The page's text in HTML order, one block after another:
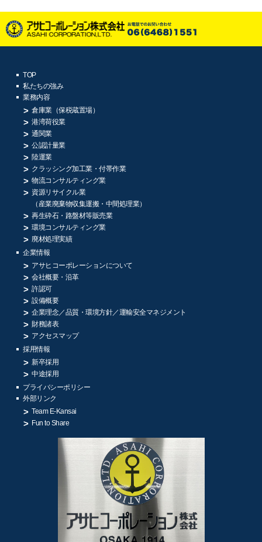
TOP
私たちの強み
業務内容
倉庫業（保税蔵置場）
港湾荷役業
通関業
公認計量業
陸運業
クラッシング加工業・付帯作業
物流コンサルティング業
資源リサイクル業
（産業廃棄物収集運搬・中間処理業）
再生砕石・路盤材等販売業
環境コンサルティング業
廃材処理実績
企業情報
アサヒコーポレーションについて
会社概要・沿革
許認可
設備概要
企業理念／品質・環境方針／運輸安全マネジメント
財務諸表
アクセスマップ
採用情報
新卒採用
中途採用
プライバシーポリシー
外部リンク
Team E-Kansai
Fun to Share